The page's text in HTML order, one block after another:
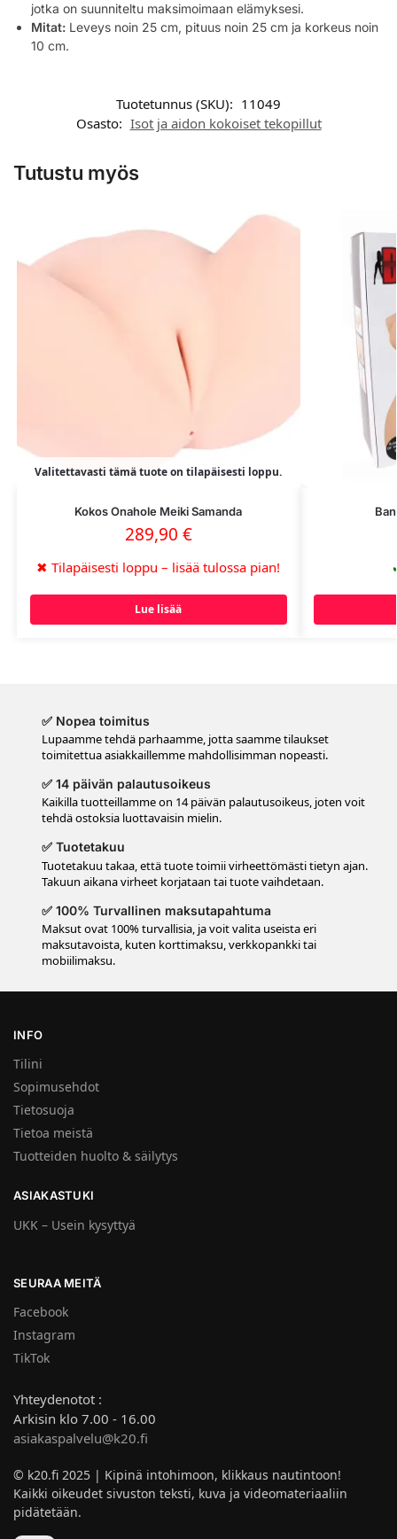
jotka on suunniteltu maksimoimaan elämyksesi.
Mitat: Leveys noin 25 cm, pituus noin 25 cm ja korkeus noin
10 cm.
Tuotetunnus (SKU): 11049
Osasto: Isot ja aidon kokoiset tekopillut
Tutustu myös
Valitettavasti tämä tuote on tilapäisesti loppu.
Kokos Onahole Meiki Samanda
289,90 €
✖ Tilapäisesti loppu – lisää tulossa pian!
Lue lisää
✅ Nopea toimitus
Lupaamme tehdä parhaamme, jotta saamme tilaukset
toimitettua asiakkaillemme mahdollisimman nopeasti.
✅ 14 päivän palautusoikeus
Kaikilla tuotteillamme on 14 päivän palautusoikeus, joten voit
tehdä ostoksia luottavaisin mielin.
✅ Tuotetakuu
Tuotetakuu takaa, että tuote toimii virheettömästi tietyn ajan.
Takuun aikana virheet korjataan tai tuote vaihdetaan.
✅ 100% Turvallinen maksutapahtuma
Maksut ovat 100% turvallisia, ja voit valita useista eri
maksutavoista, kuten korttimaksu, verkkopankki tai
mobiilimaksu.
INFO
Tilini
Sopimusehdot
Tietosuoja
Tietoa meistä
Tuotteiden huolto & säilytys
ASIAKASTUKI
UKK – Usein kysyttyä
SEURAA MEITÄ
Facebook
Instagram
TikTok
Yhteydenotot :
Arkisin klo 7.00 - 16.00
asiakaspalvelu@k20.fi
© k20.fi 2025 | Kipinä intohimoon, klikkaus nautintoon!
Kaikki oikeudet sivuston teksti, kuva ja videomateriaaliin
pidätetään.